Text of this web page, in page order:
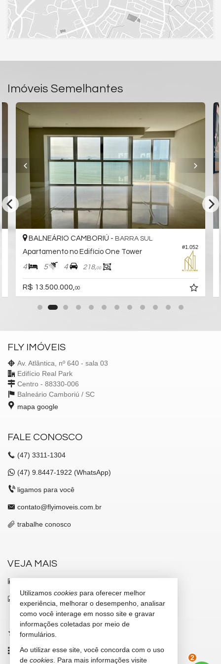
Gás Central
Endereço:
Avenida Atlântica, nº 3950
Imóveis Semelhantes
#1.052
BALNEÁRIO CAMBORIÚ - BARRA SUL
Apartamento no Edifício One Tower
4 5 4 218,00
R$ 13.500.000,00
FLY IMÓVEIS
Av. Atlântica, nº 640 - sala 03
Edifício Real Park
Centro - 88330-006
Balneário Camboriú / SC
mapa google
FALE CONOSCO
(47) 3311-1304
(47) 9.8447-1922 (WhatsApp)
ligamos para você
contato@flyimoveis.com.br
trabalhe conosco
VEJA MAIS
indicadores financeiros
cadastre seu imóvel
imóveis favoritos
mapa de imóveis
Utilizamos cookies para oferecer melhor
experiência, melhorar o desempenho, analisar
como você interage em nosso site e gravar
informações coletadas por meio de
formulários.
Ao utilizar esse site, você concorda com o uso
de cookies . Para mais informações visite